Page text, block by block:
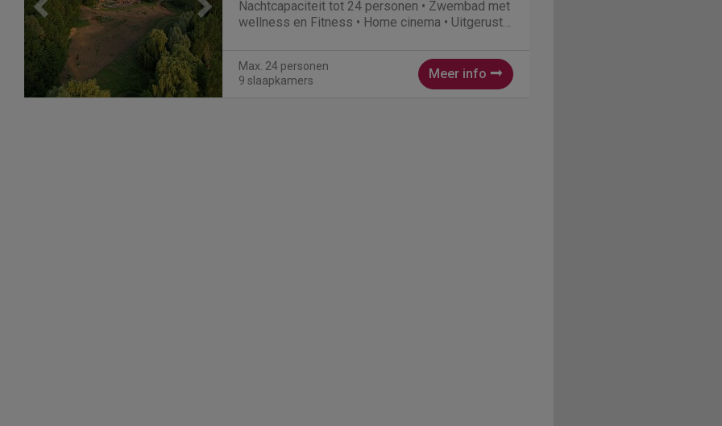
Nachtcapaciteit tot 24 personen • Zwembad met
wellness en Fitness • Home cinema • Uitgeruste
Max. 24 personen
9 slaapkamers
Meer info